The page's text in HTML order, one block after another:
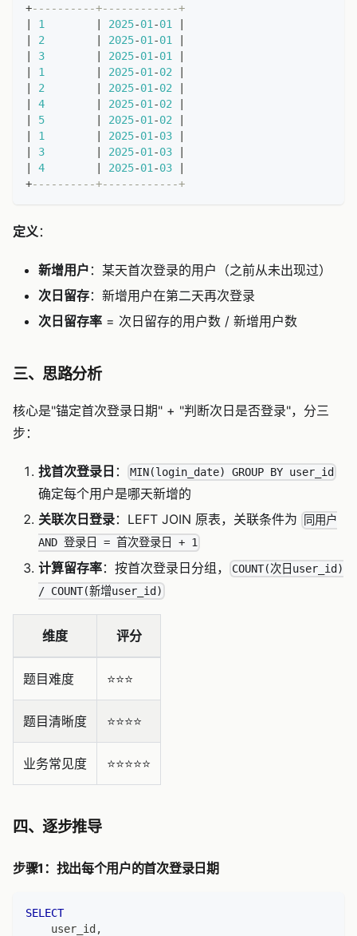
+----------+------------+
1 2025-01 -01
2 2025-01 -01
3 2025-01 -01
1 2025-01 -02
2 2025-01 -02
4 2025-01 -02
5 2025-01 -02
1 2025-01 -03
3 2025-01 -03
4 2025-01 -03
+----------+------------+
定义：
新增用户 ：某天首次登录的用户（之前从未出现过）
次日留存：新增用户在第二天再次登录
次日留存率 = 次日留存的用户数 / 新增用户数
三、思路分析
核心是"锚定首次登录日期" + "判断次日是否登录"，分三
步：
找首次登录日 ： MIN(login_date) GROUP BY user_id
确定每个用户是哪天新增的
关联次日登录：LEFT JOIN 原表，关联条件为
同用户
AND 登录日 = 首次登录日 + 1
计算留存率：按首次登录日分组，
COUNT(次日user_id)
/ COUNT(新增user_id)
维度 评分
题目难度 ⭐️⭐️⭐️
题目清晰度 ⭐️⭐️⭐️⭐️
业务常见度 ⭐️⭐️⭐️⭐️⭐️
四、逐步推导
步骤1：找出每个用户的首次登录日期
SELECT
    user_id
,